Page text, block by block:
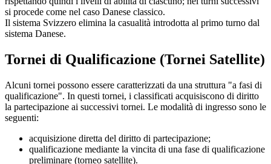
si procede come nel caso Danese classico.
Il sistema Svizzero elimina la casualità introdotta al primo turno dal
sistema Danese.
Tornei di Qualificazione (Tornei Satellite)
Alcuni tornei possono essere caratterizzati da una struttura "a fasi di
qualificazione". In questi tornei, i classificati acquisiscono di diritto
la partecipazione ai successivi tornei. Le modalità di ingresso sono le
seguenti:
acquisizione diretta del diritto di partecipazione;
qualificazione mediante la vincita di una fase di qualificazione
preliminare (torneo satellite).